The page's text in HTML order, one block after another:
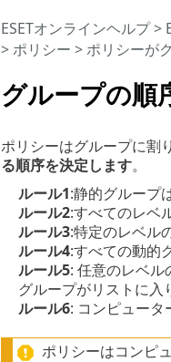
グループの順
ESETオンラインヘルプ>
>ポリシー >ポリシーが
ポリシーはグループに割
る順序を決定します。
ルール1:静的グループ
ルール2:すべてのレベ
ルール3:特定のレベル
ルール4:すべての動的
ルール5: 任意のレベル
グループがリストに入
ルール6: コンピュータ
ポリシーはコンピ